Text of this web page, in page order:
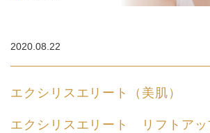
2020.08.22
エクシリスエリート（美肌）
エクシリスエリート リフトア